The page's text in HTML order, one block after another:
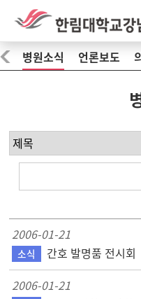
병원소식 언론보도
2006-01-21
소식 간호 발명품 전시회
2006-01-21